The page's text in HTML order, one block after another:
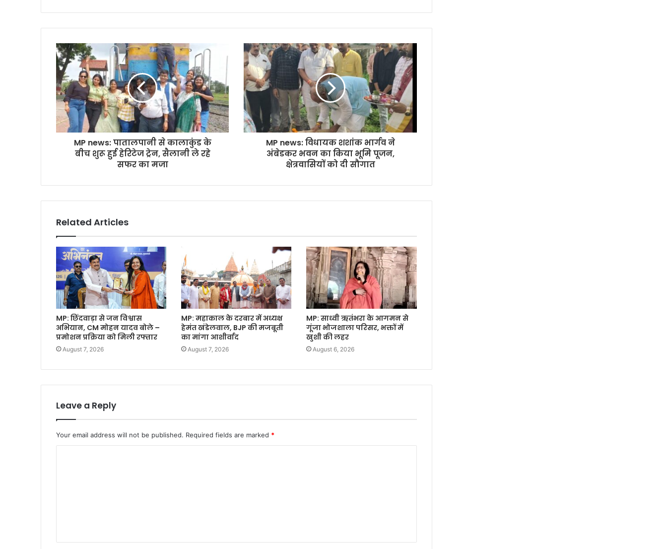
MP news: पातालपानी से कालाकुंड के
बीच शुरू हुई हेरिटेज ट्रेन, सैलानी ले रहे
सफर का मजा
MP news: विधायक शशांक भार्गव ने
अंबेडकर भवन का किया भूमि पूजन,
क्षेत्रवासियों को दी सौगात
Related Articles
MP: छिंदवाड़ा से जन विश्वास
अभियान, CM मोहन यादव बोले –
प्रमोशन प्रक्रिया को मिली रफ्तार
August 7, 2026
MP: महाकाल के दरबार में अध्यक्ष
हेमंत खंडेलवाल, BJP की मजबूती
का मांगा आशीर्वाद
August 7, 2026
MP: साध्वी ऋतंभरा के आगमन से
गूंजा भोजशाला परिसर, भक्तों में
खुशी की लहर
August 6, 2026
Leave a Reply
Your email address will not be published. Required fields are marked *
t